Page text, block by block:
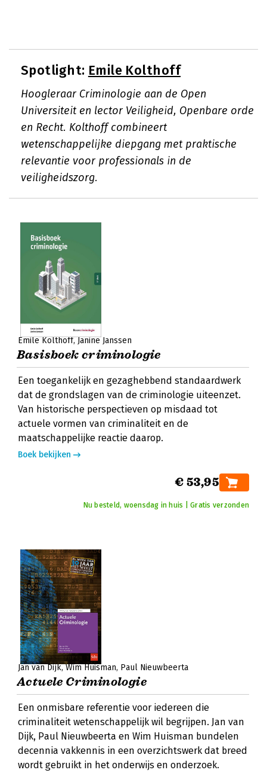
Spotlight: Emile Kolthoff
Hoogleraar Criminologie aan de Open
Universiteit en lector Veiligheid, Openbare orde
en Recht. Kolthoff combineert
wetenschappelijke diepgang met praktische
relevantie voor professionals in de
veiligheidszorg.
Emile Kolthoff Janine Janssen
Basisboek criminologie
Een toegankelijk en gezaghebbend standaardwerk
dat de grondslagen van de criminologie uiteenzet.
Van historische perspectieven op misdaad tot
actuele vormen van criminaliteit en de
maatschappelijke reactie daarop.
Boek bekijken
€ 53,95
Nu besteld, woensdag in huis | Gratis verzonden
Jan van Dijk Wim Huisman Paul Nieuwbeerta
Actuele Criminologie
Een onmisbare referentie voor iedereen die
criminaliteit wetenschappelijk wil begrijpen. Jan van
Dijk, Paul Nieuwbeerta en Wim Huisman bundelen
decennia vakkennis in een overzichtswerk dat breed
wordt gebruikt in het onderwijs en onderzoek.